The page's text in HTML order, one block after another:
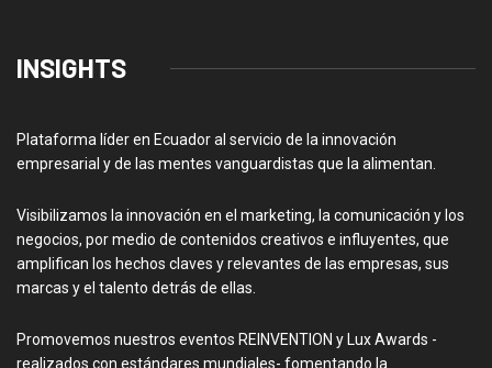
INSIGHTS
Plataforma líder en Ecuador al servicio de la innovación
empresarial y de las mentes vanguardistas que la alimentan.
Visibilizamos la innovación en el marketing, la comunicación y los
negocios, por medio de contenidos creativos e influyentes, que
amplifican los hechos claves y relevantes de las empresas, sus
marcas y el talento detrás de ellas.
Promovemos nuestros eventos REINVENTION y Lux Awards -
realizados con estándares mundiales- fomentando la